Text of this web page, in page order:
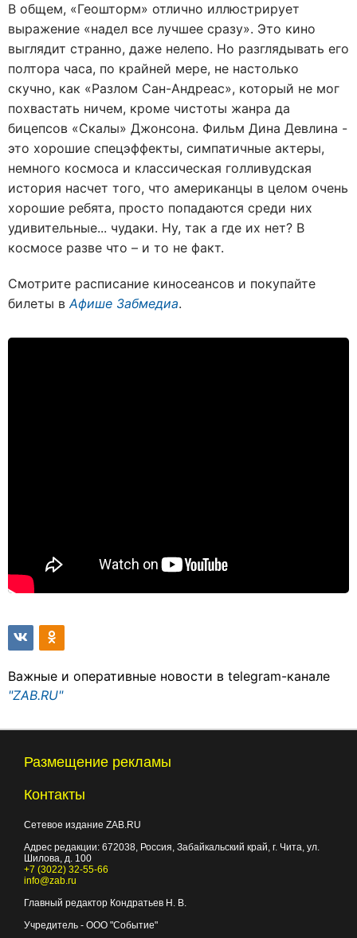
В общем, «Геошторм» отлично иллюстрирует
выражение «надел все лучшее сразу». Это кино
выглядит странно, даже нелепо. Но разглядывать его
полтора часа, по крайней мере, не настолько
скучно, как «Разлом Сан-Андреас», который не мог
похвастать ничем, кроме чистоты жанра да
бицепсов «Скалы» Джонсона. Фильм Дина Девлина -
это хорошие спецэффекты, симпатичные актеры,
немного космоса и классическая голливудская
история насчет того, что американцы в целом очень
хорошие ребята, просто попадаются среди них
удивительные... чудаки. Ну, так а где их нет? В
космосе разве что – и то не факт.
Смотрите расписание киносеансов и покупайте
билеты вАфише Забмедиа.
Важные и оперативные новости в telegram-канале
"ZAB.RU"
Размещение рекламы
Контакты
Сетевое издание ZAB.RU
Адрес редакции: 672038, Россия, Забайкальский край, г. Чита, ул.
Шилова, д. 100
+7 (3022) 32-55-66
info@zab.ru
Главный редактор Кондратьев Н. В.
Учредитель - ООО "Событие"